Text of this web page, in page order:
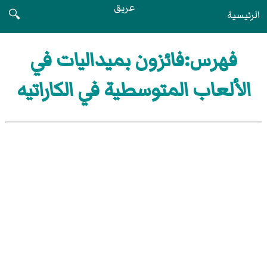
الرئيسية عريق
🔍
فهرس:فائزون بميداليات في
الألعاب المتوسطية في الكاراتيه